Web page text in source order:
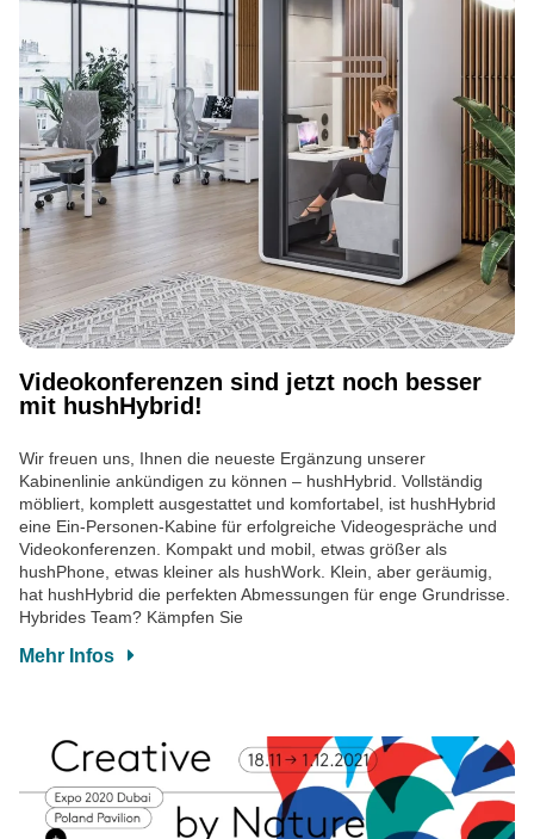
Videokonferenzen sind jetzt noch besser
mit hushHybrid!
Wir freuen uns, Ihnen die neueste Ergänzung unserer
Kabinenlinie ankündigen zu können – hushHybrid. Vollständig
möbliert, komplett ausgestattet und komfortabel, ist hushHybrid
eine Ein-Personen-Kabine für erfolgreiche Videogespräche und
Videokonferenzen. Kompakt und mobil, etwas größer als
hushPhone, etwas kleiner als hushWork. Klein, aber geräumig,
hat hushHybrid die perfekten Abmessungen für enge Grundrisse.
Hybrides Team? Kämpfen Sie
Mehr Infos